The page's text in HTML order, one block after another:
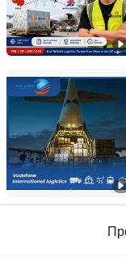
Shenzhen
Ltd.
Guangdong,